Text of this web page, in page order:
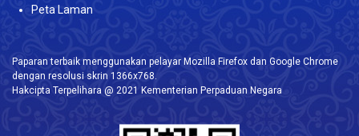
Peta Laman
Paparan terbaik menggunakan pelayar Mozilla Firefox dan Google Chrome
dengan resolusi skrin 1366x768.
Hakcipta Terpelihara @ 2021 Kementerian Perpaduan Negara